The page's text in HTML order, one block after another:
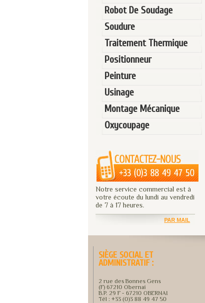
Robot De Soudage
Soudure
Traitement Thermique
Positionneur
Peinture
Usinage
Montage Mécanique
Oxycoupage
Notre service commercial est à
votre écoute du lundi au vendredi
de 7 à 17 heures.
PAR MAIL
SIÈGE SOCIAL ET
ADMINISTRATIF :
2 rue des Bonnes Gens
(F) 67210 Obernai
B.P. 29 F - 67210 OBERNAI
Tél : +33 (0)3 88 49 47 50